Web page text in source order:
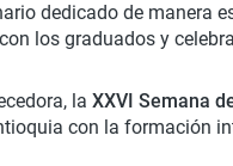
dedicado de manera
los graduados y
la XXVI Semana
con la formación